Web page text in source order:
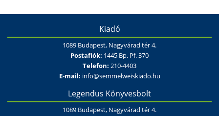
Kiadó
1089 Budapest, Nagyvárad tér 4.
Postafiók: 1445 Bp. Pf. 370
Telefon: 210-4403
E-mail: info@semmelweiskiado.hu
Legendus Könyvesbolt
1089 Budapest, Nagyvárad tér 4.